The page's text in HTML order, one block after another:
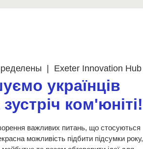
  |
Exeter Innovation Hub
українців
ком'юніті!
важливих питань, що стосуються
можливість підбити підсумки року,